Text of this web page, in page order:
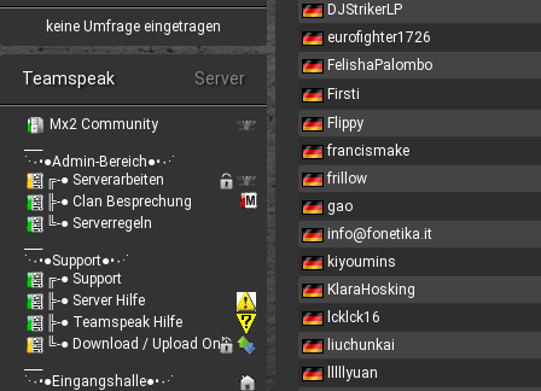
keine Umfrage eingetragen
Teamspeak Server
Mx2 Community
˙·٠•●Admin-Bereich●•٠·˙
╔-● Serverarbeiten
╠-● Clan Besprechung
╚-● Serverregeln
˙·٠•●Support●•٠·˙
╔-● Support
╠-● Server Hilfe
╠-● Teamspeak Hilfe
╚-● Download / Upload Only
˙·٠•●Eingangshalle●•٠·˙
DJStrikerLP
eurofighter1726
FelishaPalombo
Firsti
Flippy
francismake
frillow
gao
info@fonetika.it
kiyoumins
KlaraHosking
lcklck16
liuchunkai
lllllyuan